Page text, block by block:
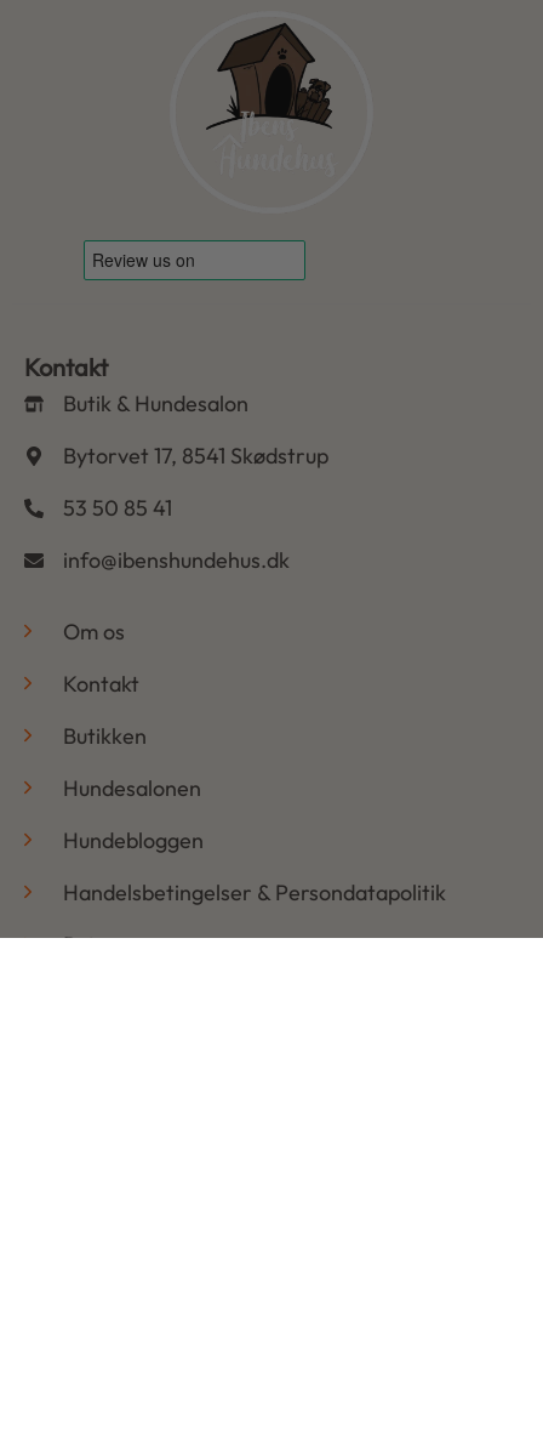
Kontakt
Butik & Hundesalon
Bytorvet 17, 8541 Skødstrup
53 50 85 41
info@ibenshundehus.dk
Om os
Kontakt
Butikken
Hundesalonen
Hundebloggen
Handelsbetingelser & Persondatapolitik
Retur